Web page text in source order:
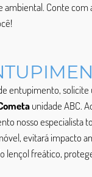
ambiental. Conte com
entupimento, solicite
unidade ABC.
nosso especialista
evitará impacto
lençol freático,